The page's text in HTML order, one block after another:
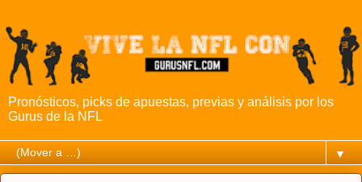
Pronósticos, picks de apuestas, previas y análisis por los
Gurus de la NFL
▼